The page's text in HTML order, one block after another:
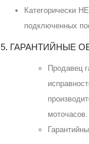
Категорически
подключенных
5. ГАРАНТИЙНЫЕ
Продавец
моточасов.